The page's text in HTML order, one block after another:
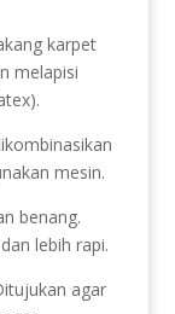
karpet
melapisi
mesin.
benang.
lebih rapi.
agar